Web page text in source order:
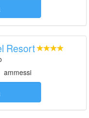
Resort
ammessi